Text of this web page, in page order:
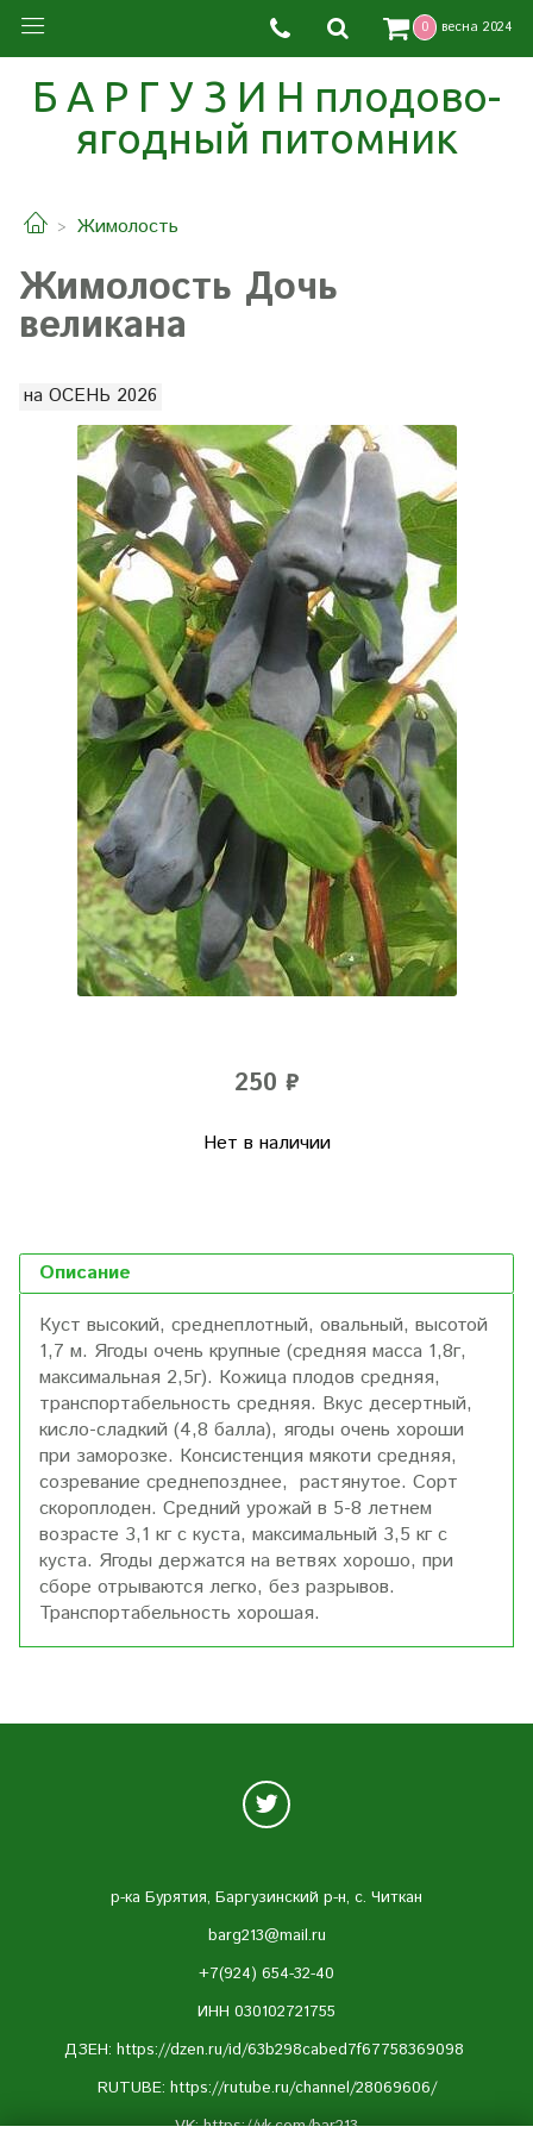
0 весна 2024
Б А Р Г У З И Н плодово-
ягодный питомник
Жимолость
Жимолость Дочь
великана
на ОСЕНЬ 2026
250 ₽
Нет в наличии
Описание
Куст высокий, среднеплотный, овальный, высотой
1,7 м. Ягоды очень крупные (средняя масса 1,8г,
максимальная 2,5г). Кожица плодов средняя,
транспортабельность средняя. Вкус десертный,
кисло-сладкий (4,8 балла), ягоды очень хороши
при заморозке. Консистенция мякоти средняя,
созревание среднепозднее, растянутое. Сорт
скороплоден. Средний урожай в 5-8 летнем
возрасте 3,1 кг с куста, максимальный 3,5 кг с
куста. Ягоды держатся на ветвях хорошо, при
сборе отрываются легко, без разрывов.
Транспортабельность хорошая.
р-ка Бурятия, Баргузинский р-н, с. Читкан
barg213@mail.ru
+7(924) 654-32-40
ИНН 030102721755
ДЗЕН: https://dzen.ru/id/63b298cabed7f67758369098
RUTUBE: https://rutube.ru/channel/28069606/
VK:https://vk.com/bar213